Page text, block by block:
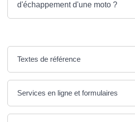
d'échappement d'une moto ?
Textes de référence
Services en ligne et formulaires